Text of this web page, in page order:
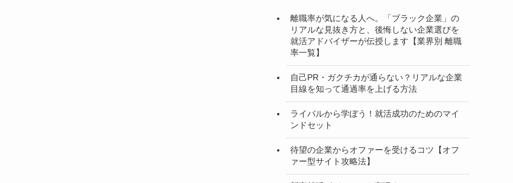
離職率が気になる人へ。「ブラック企業」の
リアルな見抜き方と、後悔しない企業選びを
就活アドバイザーが伝授します【業界別 離職
率一覧】
自己PR・ガクチカが通らない？リアルな企業
目線を知って通過率を上げる方法
ライバルから学ぼう！就活成功のためのマイ
ンドセット
待望の企業からオファーを受けるコツ【オフ
ァー型サイト攻略法】